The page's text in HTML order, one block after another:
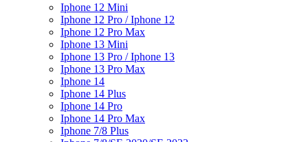
Iphone 12 Mini
Iphone 12 Pro / Iphone 12
Iphone 12 Pro Max
Iphone 13 Mini
Iphone 13 Pro / Iphone 13
Iphone 13 Pro Max
Iphone 14
Iphone 14 Plus
Iphone 14 Pro
Iphone 14 Pro Max
Iphone 7/8 Plus